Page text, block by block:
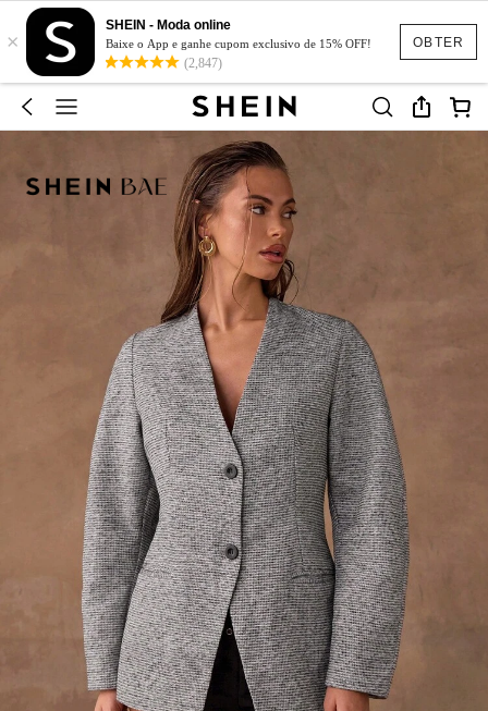
OBTER
×
SHEIN - Moda online
Baixe o App e ganhe cupom exclusivo de 15% OFF!
(2,847)